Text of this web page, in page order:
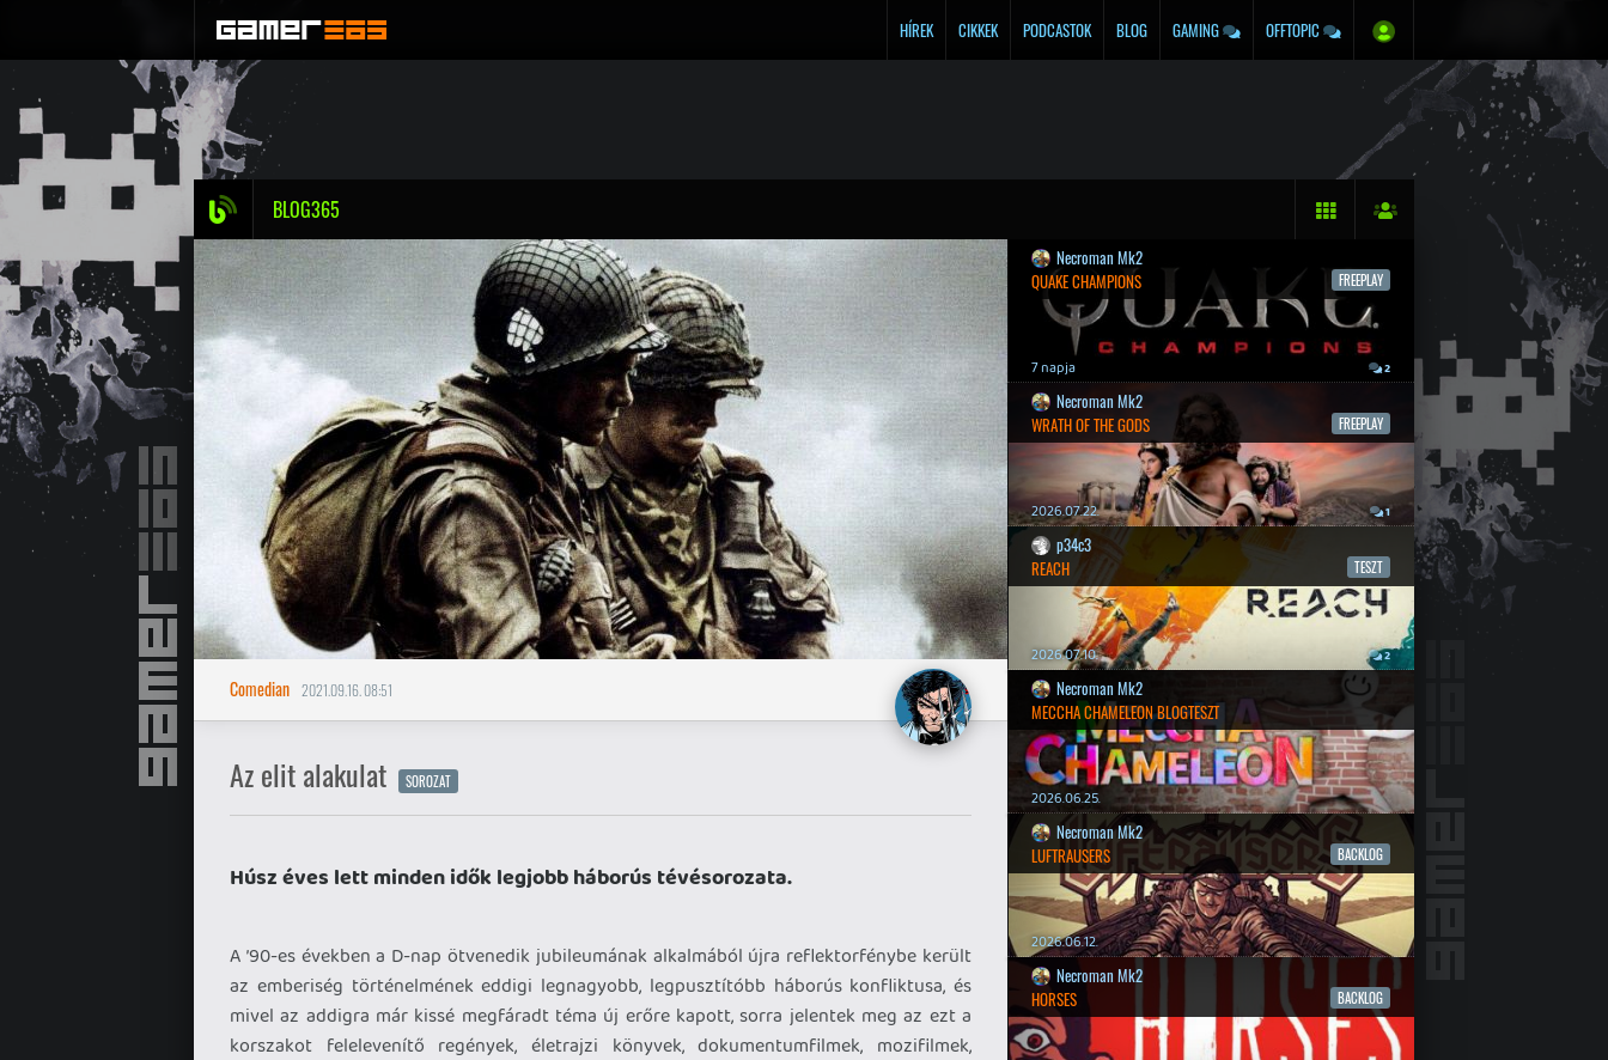
HÍREK CIKKEK PODCASTOK BLOG GAMING OFFTOPIC
BLOG365
Comedian 2021.09.16. 08:51
Az elit alakulat SOROZAT
Húsz éves lett minden idők legjobb háborús tévésorozata.
A ’90-es években a D-nap ötvenedik jubileumának alkalmából újra reflektorfénybe került
az emberiség történelmének eddigi legnagyobb, legpusztítóbb háborús konfliktusa, és
mivel az addigra már kissé megfáradt téma új erőre kapott, sorra jelentek meg az ezt a
korszakot felelevenítő regények, életrajzi könyvek, dokumentumfilmek, mozifilmek,
Necroman Mk2
QUAKE CHAMPIONS
FREEPLAY
7 napja 2
Necroman Mk2
WRATH OF THE GODS
FREEPLAY
2026.07.22. 1
p34c3
REACH
TESZT
2026.07.10. 2
Necroman Mk2
MECCHA CHAMELEON BLOGTESZT
2026.06.25.
Necroman Mk2
LUFTRAUSERS
BACKLOG
2026.06.12.
Necroman Mk2
HORSES
BACKLOG